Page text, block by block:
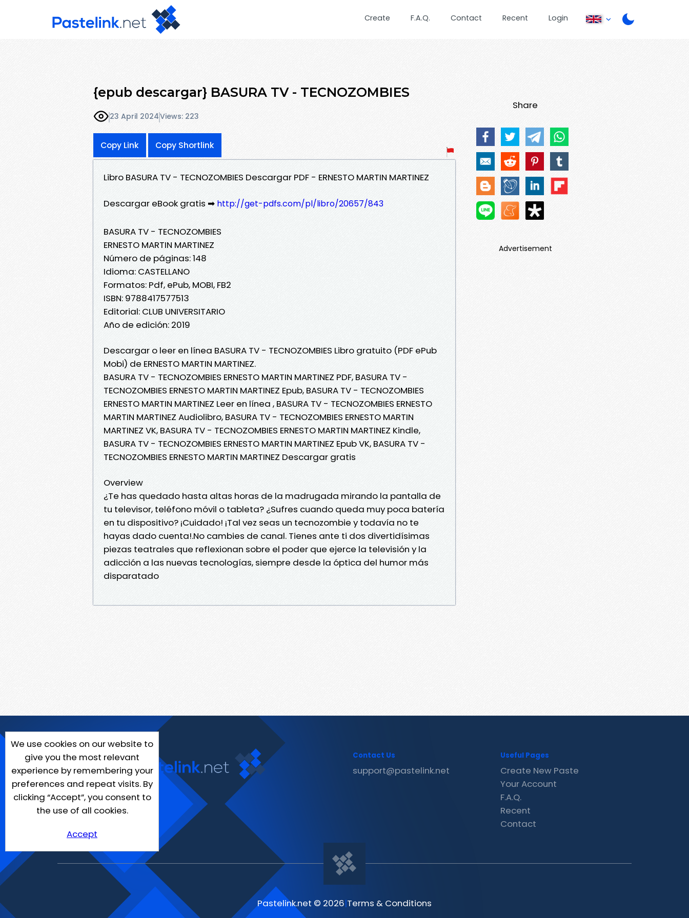
Create F.A.Q. Contact Recent Login
{epub descargar} BASURA TV - TECNOZOMBIES
23 April 2024Views: 223
Copy Link Copy Shortlink
Libro BASURA TV - TECNOZOMBIES Descargar PDF - ERNESTO MARTIN MARTINEZ
Descargar eBook gratis ➡ http://get-pdfs.com/pl/libro/20657/843
BASURA TV - TECNOZOMBIES
ERNESTO MARTIN MARTINEZ
Número de páginas: 148
Idioma: CASTELLANO
Formatos: Pdf, ePub, MOBI, FB2
ISBN: 9788417577513
Editorial: CLUB UNIVERSITARIO
Año de edición: 2019
Descargar o leer en línea BASURA TV - TECNOZOMBIES Libro gratuito (PDF ePub
Mobi) de ERNESTO MARTIN MARTINEZ.
BASURA TV - TECNOZOMBIES ERNESTO MARTIN MARTINEZ PDF, BASURA TV -
TECNOZOMBIES ERNESTO MARTIN MARTINEZ Epub, BASURA TV - TECNOZOMBIES
ERNESTO MARTIN MARTINEZ Leer en línea , BASURA TV - TECNOZOMBIES ERNESTO
MARTIN MARTINEZ Audiolibro, BASURA TV - TECNOZOMBIES ERNESTO MARTIN
MARTINEZ VK, BASURA TV - TECNOZOMBIES ERNESTO MARTIN MARTINEZ Kindle,
BASURA TV - TECNOZOMBIES ERNESTO MARTIN MARTINEZ Epub VK, BASURA TV -
TECNOZOMBIES ERNESTO MARTIN MARTINEZ Descargar gratis
Overview
¿Te has quedado hasta altas horas de la madrugada mirando la pantalla de
tu televisor, teléfono móvil o tableta? ¿Sufres cuando queda muy poca batería
en tu dispositivo? ¡Cuidado! ¡Tal vez seas un tecnozombie y todavía no te
hayas dado cuenta!.No cambies de canal. Tienes ante ti dos divertidísimas
piezas teatrales que reflexionan sobre el poder que ejerce la televisión y la
adicción a las nuevas tecnologías, siempre desde la óptica del humor más
disparatado
Share
Advertisement
We use cookies on our website to
give you the most relevant
experience by remembering your
preferences and repeat visits. By
clicking “Accept”, you consent to
the use of all cookies.
Accept
Contact Us
support@pastelink.net
Useful Pages
Create New Paste
Your Account
F.A.Q.
Recent
Contact
Pastelink.net © 2026|Terms & Conditions